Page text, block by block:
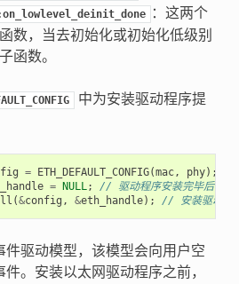
：这两个
数，当去初始化或初始化低级别
函数。
中为安装驱动程序提
= ETH_DEFAULT_CONFIG(mac, phy);
= NULL;
// 驱动程序安装完毕后，将
(&config , &eth_handle); // 安装驱动程
件驱动模型，该模型会向用户空
。安装以太网驱动程序之前，